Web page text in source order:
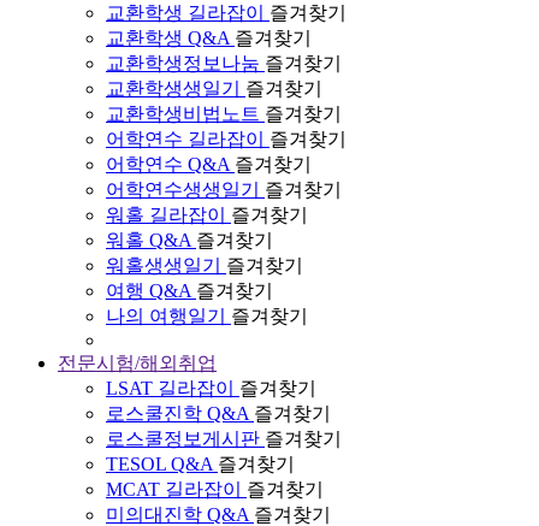
교환학생 길라잡이
즐겨찾기
교환학생 Q&A 즐겨찾기
교환학생정보나눔 즐겨찾기
교환학생생일기
즐겨찾기
교환학생비법노트 즐겨찾기
어학연수 길라잡이
즐겨찾기
어학연수 Q&A 즐겨찾기
어학연수생생일기
즐겨찾기
워홀 길라잡이
즐겨찾기
워홀 Q&A 즐겨찾기
워홀생생일기
즐겨찾기
여행 Q&A 즐겨찾기
나의 여행일기
즐겨찾기
전문시험/해외취업
LSAT 길라잡이
즐겨찾기
로스쿨진학 Q&A 즐겨찾기
로스쿨정보게시판 즐겨찾기
TESOL Q&A 즐겨찾기
MCAT 길라잡이
즐겨찾기
미의대진학 Q&A 즐겨찾기